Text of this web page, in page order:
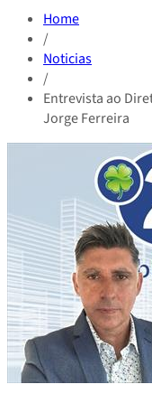
Home
/
Noticias
/
Entrevista ao
Jorge Ferreira